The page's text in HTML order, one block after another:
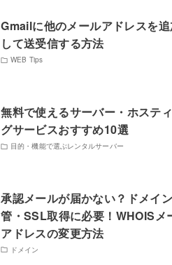
Gmailに他のメールアドレスを
して送受信する方法
WEB Tips
無料で使えるサーバー・ホステ
グサービスおすすめ10選
目的・機能で選ぶレンタルサーバー
承認メールが届かない？ドメイ
管・SSL取得に必要！WHOISメ
アドレスの変更方法
ドメイン